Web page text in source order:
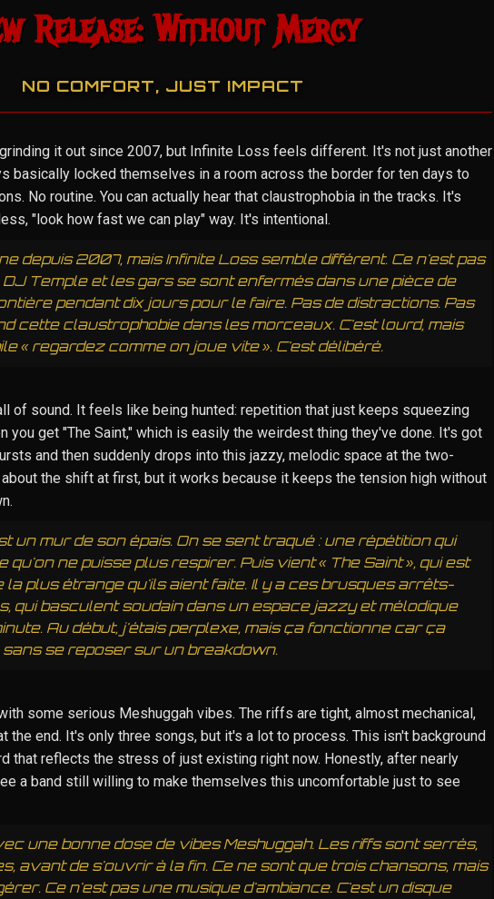
Release: Without Mercy
NO COMFORT, JUST IMPACT
it out since 2007, but Infinite Loss feels different. It's not just another
basically locked themselves in a room across the border for ten days to
No routine. You can actually hear that claustrophobia in the tracks. It's
"look how fast we can play" way. It's intentional.
depuis 2007, mais Infinite Loss semble différent. Ce n'est pas
DJ Temple et les gars se sont enfermés dans une pièce de
pendant dix jours pour le faire. Pas de distractions. Pas
cette claustrophobie dans les morceaux. C'est lourd, mais
« regardez comme on joue vite ». C'est délibéré.
of sound. It feels like being hunted: repetition that just keeps squeezing
you get "The Saint," which is easily the weirdest thing they've done. It's got
and then suddenly drops into this jazzy, melodic space at the two-
the shift at first, but it works because it keeps the tension high without
un mur de son épais. On se sent traqué : une répétition qui
qu'on ne puisse plus respirer. Puis vient « The Saint », qui est
plus étrange qu'ils aient faite. Il y a ces brusques arrêts-
qui basculent soudain dans un espace jazzy et mélodique
Au début, j'étais perplexe, mais ça fonctionne car ça
se reposer sur un breakdown.
some serious Meshuggah vibes. The riffs are tight, almost mechanical,
the end. It's only three songs, but it's a lot to process. This isn't background
that reflects the stress of just existing right now. Honestly, after nearly
a band still willing to make themselves this uncomfortable just to see
une bonne dose de vibes Meshuggah. Les riffs sont serrés,
avant de s'ouvrir à la fin. Ce ne sont que trois chansons, mais
Ce n'est pas une musique d'ambiance. C'est un disque